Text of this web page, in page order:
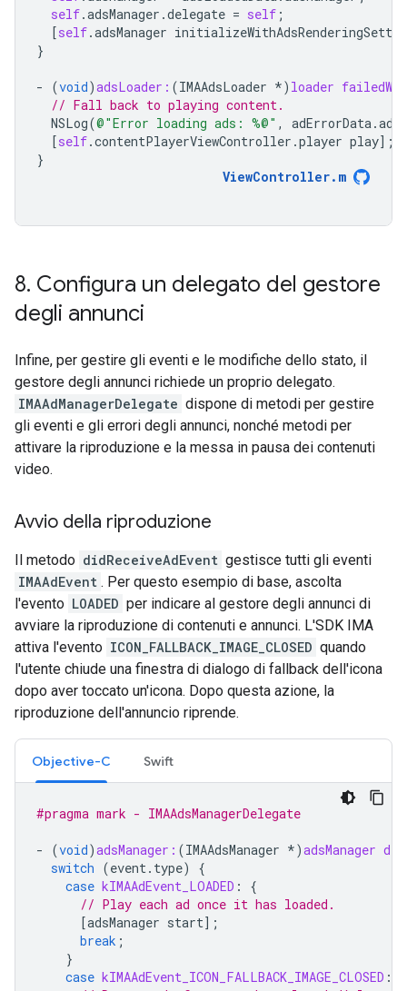
self.adsManager .delegate = self ;
[self.adsManager
}
- (void)adsLoader: (IMAAdsLoader *) loader
// Fall back to playing content.
NSLog(@"Error loading ads: %@" , adErrorData.
[self.contentPlayerViewController .player play];
}
ViewController. m
8. Configura un delegato del gestore
degli annunci
Infine, per gestire gli eventi e le modifiche dello stato, il
gestore degli annunci richiede un proprio delegato.
IMAAdManagerDelegate dispone di metodi per gestire
gli eventi e gli errori degli annunci, nonché metodi per
attivare la riproduzione e la messa in pausa dei contenuti
video.
Avvio della riproduzione
Il metodo didReceiveAdEvent gestisce tutti gli eventi
IMAAdEvent . Per questo esempio di base, ascolta
l'evento LOADED per indicare al gestore degli annunci di
avviare la riproduzione di contenuti e annunci. L'SDK IMA
attiva l'evento ICON_FALLBACK_IMAGE_CLOSED quando
l'utente chiude una finestra di dialogo di fallback dell'icona
dopo aver toccato un'icona. Dopo questa azione, la
riproduzione dell'annuncio riprende.
Objective-C Swift
#pragma mark - IMAAdsManagerDelegate
- (void)adsManager: (IMAAdsManager *)adsManager
switch (event. type)
{
case kIMAAdEvent_LOADED :
{
// Play each ad once it has loaded.
[adsManager start];
break ;
}
case kIMAAdEvent_ICON_FALLBACK_IMAGE_CLOSED :